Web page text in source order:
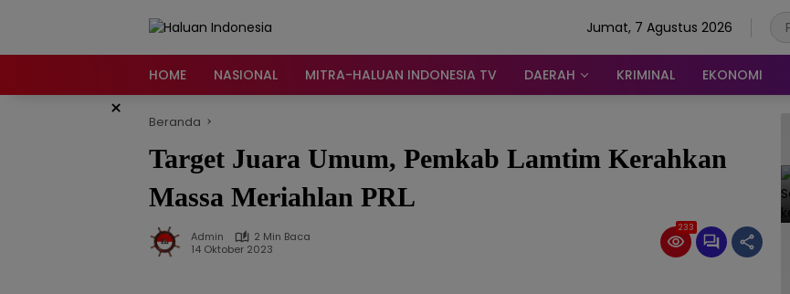
Jumat, 7 Agustus 2026
HOME NASIONAL MITRA-HALUAN INDONESIA TV DAERAH KRIMINAL EKONOMI
× Beranda
Target Juara Umum, Pemkab Lamtim Kerahkan
Massa Meriahlan PRL
Admin
2 Min Baca
14 Oktober 2023
233